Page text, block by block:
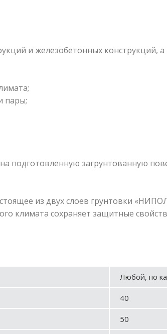
и железобетонных конструкций, а
пары;
загрунтованную
из двух слоев грунтовки
сохраняет защитные
Любой, по
40
50